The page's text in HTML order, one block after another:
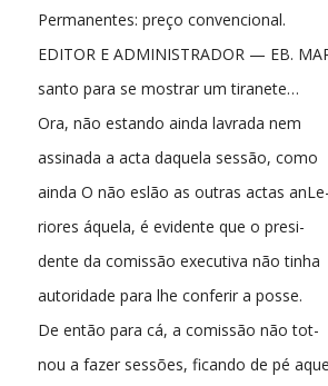
Permanentes: preço convencional.
EDITOR E ADMINISTRADOR — EB.
santo para se mostrar um tiranete…
Ora, não estando ainda lavrada nem
assinada a acta daquela sessão, como
ainda O não eslão as outras actas anLe-
riores áquela, é evidente que o presi-
dente da comissão executiva não tinha
autoridade para lhe conferir a posse.
De então para cá, a comissão não tot-
nou a fazer sessões, ficando de pé